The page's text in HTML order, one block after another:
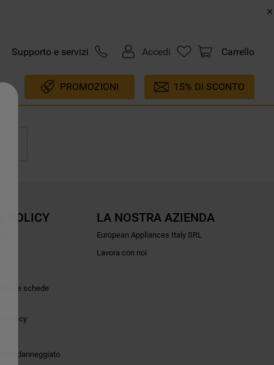
Supporto e servizi Accedi Carrello
PROMOZIONI 15% DI SCONTO
POLICY
e schede
Privacy
danneggiato
LA NOSTRA AZIENDA
European Appliances Italy SRL
Lavora con noi